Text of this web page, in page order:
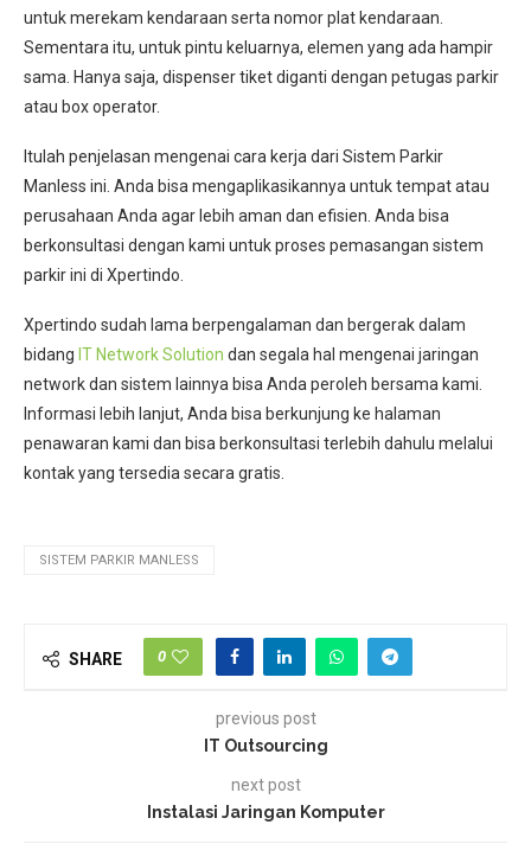
untuk merekam kendaraan serta nomor plat kendaraan.
Sementara itu, untuk pintu keluarnya, elemen yang ada hampir
sama. Hanya saja, dispenser tiket diganti dengan petugas parkir
atau box operator.
Itulah penjelasan mengenai cara kerja dari Sistem Parkir
Manless ini. Anda bisa mengaplikasikannya untuk tempat atau
perusahaan Anda agar lebih aman dan efisien. Anda bisa
berkonsultasi dengan kami untuk proses pemasangan sistem
parkir ini di Xpertindo.
Xpertindo sudah lama berpengalaman dan bergerak dalam
bidang IT Network Solution dan segala hal mengenai jaringan
network dan sistem lainnya bisa Anda peroleh bersama kami.
Informasi lebih lanjut, Anda bisa berkunjung ke halaman
penawaran kami dan bisa berkonsultasi terlebih dahulu melalui
kontak yang tersedia secara gratis.
SISTEM PARKIR MANLESS
SHARE 0
previous post
IT Outsourcing
next post
Instalasi Jaringan Komputer